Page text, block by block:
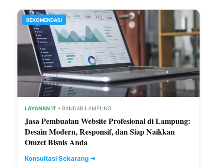
REKOMENDASI
LAYANAN IT • BANDAR LAMPUNG
Jasa Pembuatan Website Profesional di Lampung:
Desain Modern, Responsif, dan Siap Naikkan
Omzet Bisnis Anda
Konsultasi Sekarang ➔